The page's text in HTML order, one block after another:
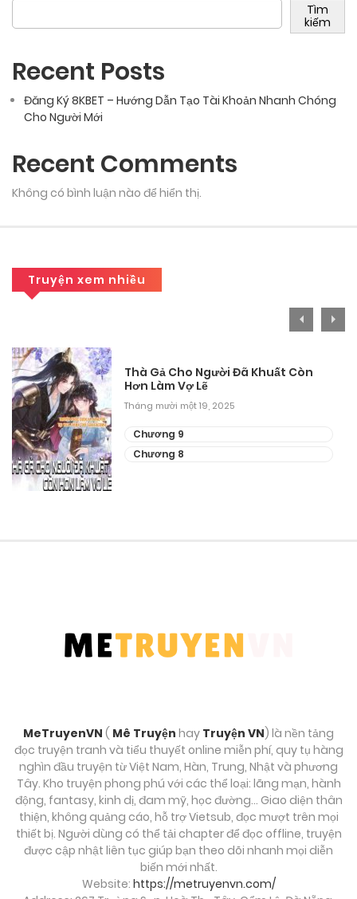
Tìm
kiếm
Recent Posts
Đăng Ký 8KBET – Hướng Dẫn Tạo Tài Khoản Nhanh Chóng
Cho Người Mới
Recent Comments
Không có bình luận nào để hiển thị.
Truyện xem nhiều
Thà Gả Cho Người Đã Khuất Còn
Hơn Làm Vợ Lẽ
Tháng mười một 19, 2025
Chương 9
Chương 8
MeTruyenVN ( Mê Truyện hay Truyện VN) là nền tảng
đọc truyện tranh và tiểu thuyết online miễn phí, quy tụ hàng
nghìn đầu truyện từ Việt Nam, Hàn, Trung, Nhật và phương
Tây. Kho truyện phong phú với các thể loại: lãng mạn, hành
động, fantasy, kinh dị, đam mỹ, học đường… Giao diện thân
thiện, không quảng cáo, hỗ trợ Vietsub, đọc mượt trên mọi
thiết bị. Người dùng có thể tải chapter để đọc offline, truyện
được cập nhật liên tục giúp bạn theo dõi nhanh mọi diễn
biến mới nhất.
Website: https://metruyenvn.com/